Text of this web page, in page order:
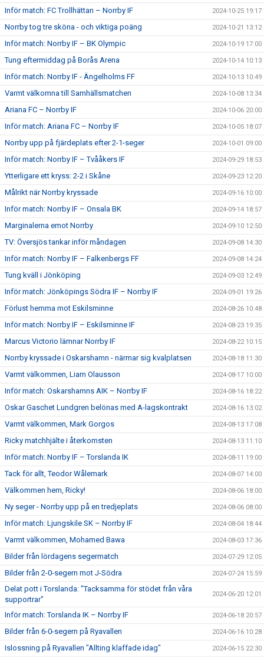
Inför match: FC Trollhättan – Norrby IF 2024-10-25 19:17
Norrby tog tre sköna - och viktiga poäng 2024-10-21 13:12
Inför match: Norrby IF – BK Olympic 2024-10-19 17:00
Tung eftermiddag på Borås Arena 2024-10-14 10:13
Inför match: Norrby IF - Ängelholms FF 2024-10-13 10:49
Varmt välkomna till Samhällsmatchen 2024-10-08 13:34
Ariana FC – Norrby IF 2024-10-06 20:00
Inför match: Ariana FC – Norrby IF 2024-10-05 18:07
Norrby upp på fjärdeplats efter 2-1-seger 2024-10-01 09:00
Inför match: Norrby IF – Tvååkers IF 2024-09-29 18:53
Ytterligare ett kryss: 2-2 i Skåne 2024-09-23 12:20
Målrikt när Norrby kryssade 2024-09-16 10:00
Inför match: Norrby IF – Onsala BK 2024-09-14 18:57
Marginalerna emot Norrby 2024-09-10 12:50
TV: Översjös tankar inför måndagen 2024-09-08 14:30
Inför match: Norrby IF – Falkenbergs FF 2024-09-08 14:24
Tung kväll i Jönköping 2024-09-03 12:49
Inför match: Jönköpings Södra IF – Norrby IF 2024-09-01 19:26
Förlust hemma mot Eskilsminne 2024-08-26 10:48
Inför match: Norrby IF – Eskilsminne IF 2024-08-23 19:35
Marcus Victorio lämnar Norrby IF 2024-08-22 10:15
Norrby kryssade i Oskarshamn - närmar sig kvalplatsen 2024-08-18 11:30
Varmt välkommen, Liam Olausson 2024-08-17 10:00
Inför match: Oskarshamns AIK – Norrby IF 2024-08-16 18:22
Oskar Gaschet Lundgren belönas med A-lagskontrakt 2024-08-16 13:02
Varmt välkommen, Mark Gorgos 2024-08-13 17:08
Ricky matchhjälte i återkomsten 2024-08-13 11:10
Inför match: Norrby IF – Torslanda IK 2024-08-11 19:00
Tack för allt, Teodor Wålemark 2024-08-07 14:00
Välkommen hem, Ricky! 2024-08-06 18:00
Ny seger - Norrby upp på en tredjeplats 2024-08-06 08:00
Inför match: Ljungskile SK – Norrby IF 2024-08-04 18:44
Varmt välkommen, Mohamed Bawa 2024-08-03 17:36
Bilder från lördagens segermatch 2024-07-29 12:05
Bilder från 2-0-segern mot J-Södra 2024-07-24 15:59
Delat pott i Torslanda: "Tacksamma för stödet från våra
supportrar"
2024-06-20 12:01
Inför match: Torslanda IK – Norrby IF 2024-06-18 20:57
Bilder från 6-0-segern på Ryavallen 2024-06-16 10:28
Islossning på Ryavallen "Allting klaffade idag" 2024-06-15 22:30